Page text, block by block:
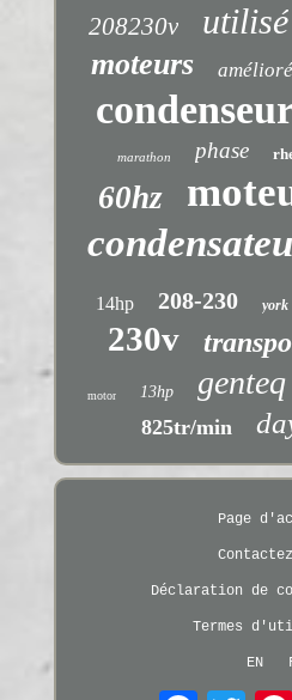
208230v utilisé
moteurs amélioré
marathon phase
60hz
14hp 208-230 york
230v
motor 13hp genteq
825tr/min
Page
Déclaration de
Termes
EN